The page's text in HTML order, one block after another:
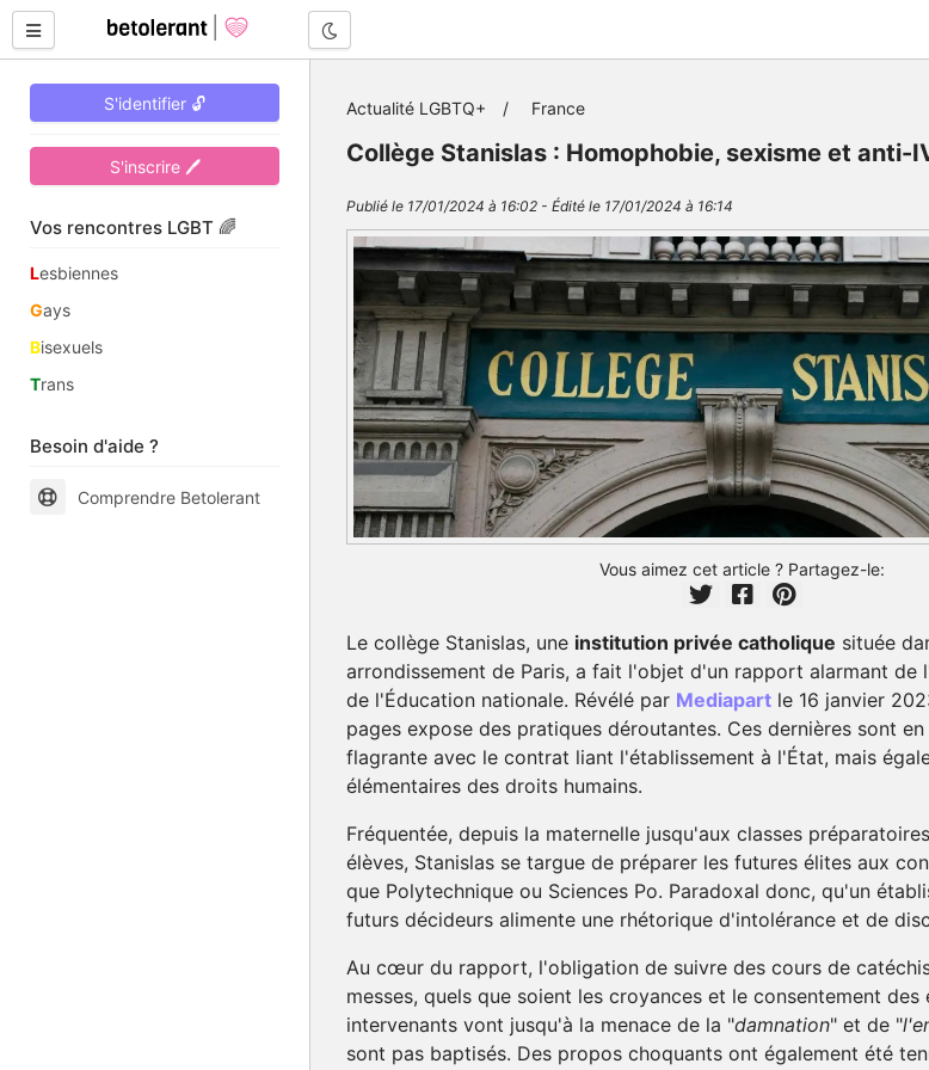
S'identifier 🔓
S'inscrire 🖊
Vos rencontres LGBT 🌈
Lesbiennes
Gays
Bisexuels
Trans
Besoin d'aide ?
Comprendre Betolerant
Actualité LGBTQ+ France
Collège Stanislas : Homophobie, sexisme et anti-
Publié le 17/01/2024 à 16:02 - Édité le 17/01/2024 à 16:14
Vous aimez cet article ? Partagez-le:
Le collège Stanislas, une institution privée catholique située
arrondissement de Paris, a fait l'objet d'un rapport alarmant de
de l'Éducation nationale. Révélé par Mediapart le 16 janvier
pages expose des pratiques déroutantes. Ces dernières sont
flagrante avec le contrat liant l'établissement à l'État, mais
élémentaires des droits humains.
Fréquentée, depuis la maternelle jusqu'aux classes
élèves, Stanislas se targue de préparer les futures élites aux
que Polytechnique ou Sciences Po. Paradoxal donc, qu'un
futurs décideurs alimente une rhétorique d'intolérance et de
Au cœur du rapport, l'obligation de suivre des cours de
messes, quels que soient les croyances et le consentement des
intervenants vont jusqu'à la menace de la "damnation" et de "
sont pas baptisés. Des propos choquants ont également été